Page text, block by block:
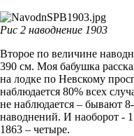
Рис 2 наводнение 1903
Второе по величине
390 см. Моя бабушка
на лодке по Невскому
наблюдается 80% всех
не наблюдается – бывают
наводнений. И наоборот -
1863 – четыре.